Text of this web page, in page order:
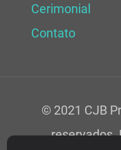
Cerimonial
Contato
© 2021 CJB
reservados.